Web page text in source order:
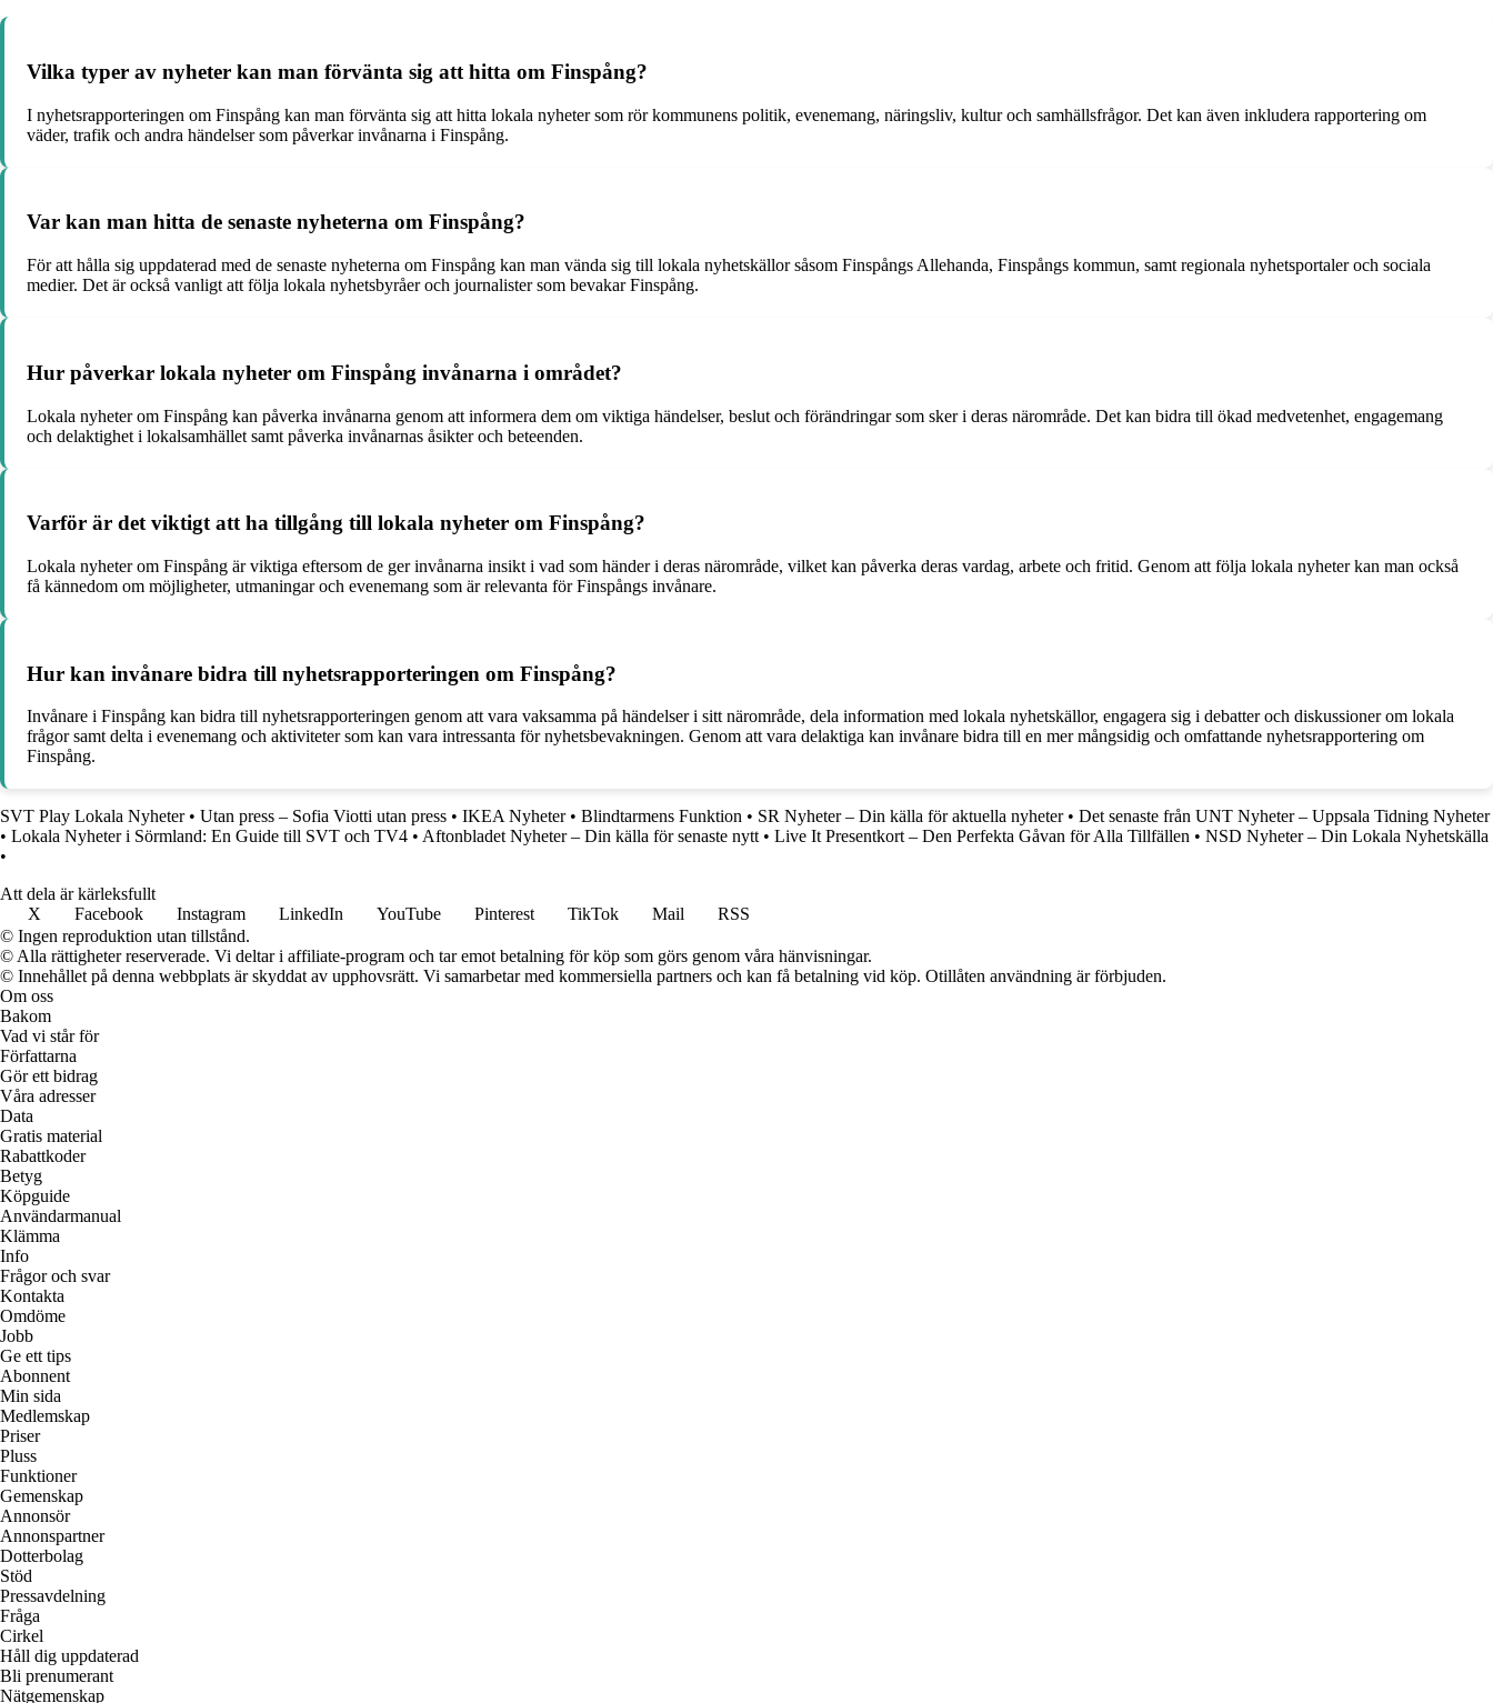
Vilka typer av nyheter kan man förvänta sig att hitta om Finspång?
I nyhetsrapporteringen om Finspång kan man förvänta sig att hitta lokala nyheter som rör kommunens politik, evenemang, näringsliv, kultur och samhällsfrågor. Det kan även inkludera rapportering om
väder, trafik och andra händelser som påverkar invånarna i Finspång.
Var kan man hitta de senaste nyheterna om Finspång?
För att hålla sig uppdaterad med de senaste nyheterna om Finspång kan man vända sig till lokala nyhetskällor såsom Finspångs Allehanda, Finspångs kommun, samt regionala nyhetsportaler och sociala
medier. Det är också vanligt att följa lokala nyhetsbyråer och journalister som bevakar Finspång.
Hur påverkar lokala nyheter om Finspång invånarna i området?
Lokala nyheter om Finspång kan påverka invånarna genom att informera dem om viktiga händelser, beslut och förändringar som sker i deras närområde. Det kan bidra till ökad medvetenhet, engagemang
och delaktighet i lokalsamhället samt påverka invånarnas åsikter och beteenden.
Varför är det viktigt att ha tillgång till lokala nyheter om Finspång?
Lokala nyheter om Finspång är viktiga eftersom de ger invånarna insikt i vad som händer i deras närområde, vilket kan påverka deras vardag, arbete och fritid. Genom att följa lokala nyheter kan man också
få kännedom om möjligheter, utmaningar och evenemang som är relevanta för Finspångs invånare.
Hur kan invånare bidra till nyhetsrapporteringen om Finspång?
Invånare i Finspång kan bidra till nyhetsrapporteringen genom att vara vaksamma på händelser i sitt närområde, dela information med lokala nyhetskällor, engagera sig i debatter och diskussioner om lokala
frågor samt delta i evenemang och aktiviteter som kan vara intressanta för nyhetsbevakningen. Genom att vara delaktiga kan invånare bidra till en mer mångsidig och omfattande nyhetsrapportering om
Finspång.
SVT Play Lokala Nyheter• Utan press – Sofia Viotti utan press • IKEA Nyheter• Blindtarmens Funktion • SR Nyheter – Din källa för aktuella nyheter• Det senaste från UNT Nyheter – Uppsala Tidning Nyheter
• Lokala Nyheter i Sörmland: En Guide till SVT och TV4 • Aftonbladet Nyheter – Din källa för senaste nytt• Live It Presentkort – Den Perfekta Gåvan för Alla Tillfällen • NSD Nyheter – Din Lokala Nyhetskälla
•
Att dela är kärleksfullt
X
Facebook Instagram LinkedIn YouTube Pinterest TikTok Mail
RSS
© Ingen reproduktion utan tillstånd.
© Alla rättigheter reserverade. Vi deltar i affiliate-program och tar emot betalning för köp som görs genom våra hänvisningar.
© Innehållet på denna webbplats är skyddat av upphovsrätt. Vi samarbetar med kommersiella partners och kan få betalning vid köp. Otillåten användning är förbjuden.
Om oss
Bakom
Vad vi står för
Författarna
Gör ett bidrag
Våra adresser
Data
Gratis material
Rabattkoder
Betyg
Köpguide
Användarmanual
Klämma
Info
Frågor och svar
Kontakta
Omdöme
Jobb
Ge ett tips
Abonnent
Min sida
Medlemskap
Priser
Pluss
Funktioner
Gemenskap
Annonsör
Annonspartner
Dotterbolag
Stöd
Pressavdelning
Fråga
Cirkel
Håll dig uppdaterad
Bli prenumerant
Nätgemenskap